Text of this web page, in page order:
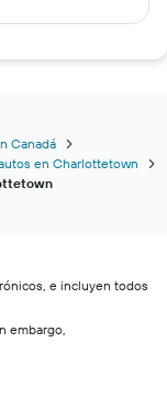
Canadá
en Charlottetown
e incluyen todos
embargo,